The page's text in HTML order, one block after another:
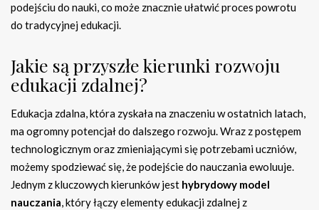
podejściu do nauki, co może znacznie ułatwić proces powrotu
do tradycyjnej edukacji.
Jakie są przyszłe kierunki rozwoju
edukacji zdalnej?
Edukacja zdalna, która zyskała na znaczeniu w ostatnich latach,
ma ogromny potencjał do dalszego rozwoju. Wraz z postępem
technologicznym oraz zmieniającymi się potrzebami uczniów,
możemy spodziewać się, że podejście do nauczania ewoluuje.
Jednym z kluczowych kierunków jest hybrydowy model
nauczania, który łączy elementy edukacji zdalnej z